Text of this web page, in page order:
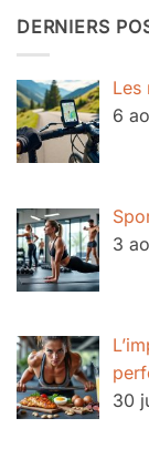
DERNIERS
Les
6
3
30